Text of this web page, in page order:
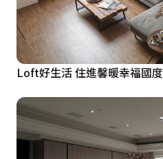
Loft好生活 住進馨暖幸福國度